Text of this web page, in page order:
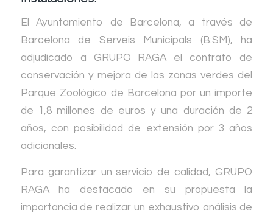
El Ayuntamiento de Barcelona, a través de
Barcelona de Serveis Municipals (B:SM), ha
adjudicado a GRUPO RAGA el contrato de
conservación y mejora de las zonas verdes del
Parque Zoológico de Barcelona por un importe
de 1,8 millones de euros y una duración de 2
años, con posibilidad de extensión por 3 años
adicionales.
Para garantizar un servicio de calidad, GRUPO
RAGA ha destacado en su propuesta la
importancia de realizar un exhaustivo análisis de